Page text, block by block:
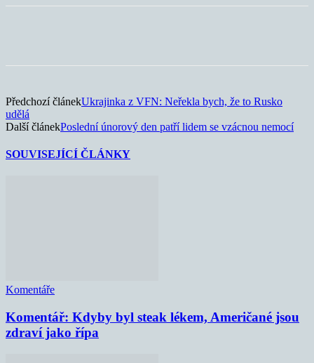
Předchozí článekUkrajinka z VFN: Neřekla bych, že to Rusko
udělá
Další článekPoslední únorový den patří lidem se vzácnou nemocí
SOUVISEJÍCÍ ČLÁNKY
Komentáře
Komentář: Kdyby byl steak lékem, Američané jsou
zdraví jako řípa